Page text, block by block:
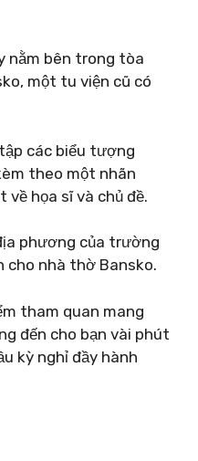
nằm bên trong tòa
một tu viện cũ có
các biểu tượng
theo một nhãn
họa sĩ và chủ đề.
phương của trường
cho nhà thờ Bansko.
tham quan mang
đến cho bạn vài phút
kỳ nghỉ đầy hành